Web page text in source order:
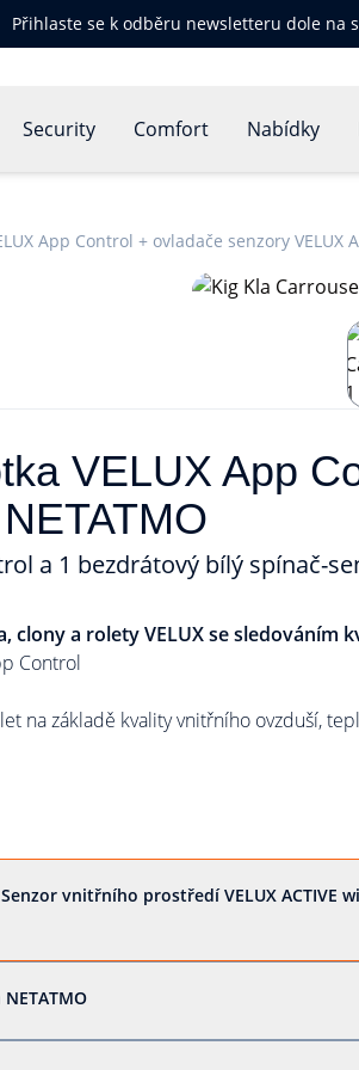
Přihlaste se k odběru newsletteru dole na
Security Comfort Nabídky
App Control + ovladače senzory VELUX
VELUX App
a 1 bezdrátový bílý spínač-
clony a rolety VELUX se sledováním
Control
na základě kvality vnitřního ovzduší,
vnitřního prostředí VELUX ACTIVE